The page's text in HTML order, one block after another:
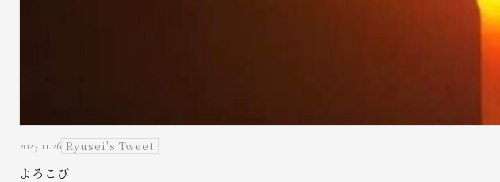
2023.11.26 Ryusei's Tweet
よろこび